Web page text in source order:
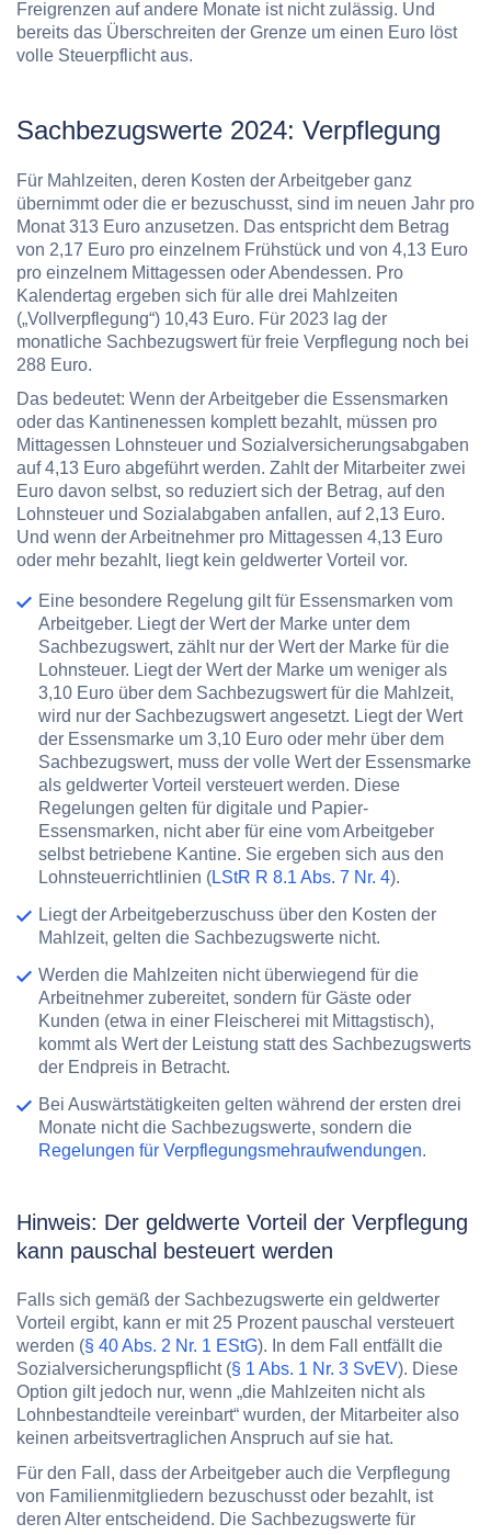
Freigrenzen auf andere Monate ist nicht zulässig. Und
bereits das Überschreiten der Grenze um einen Euro löst
volle Steuerpflicht aus.
Sachbezugswerte 2024: Verpflegung
Für Mahlzeiten, deren Kosten der Arbeitgeber ganz
übernimmt oder die er bezuschusst, sind im neuen Jahr pro
Monat 313 Euro anzusetzen. Das entspricht dem Betrag
von 2,17 Euro pro einzelnem Frühstück und von 4,13 Euro
pro einzelnem Mittagessen oder Abendessen. Pro
Kalendertag ergeben sich für alle drei Mahlzeiten
(„Vollverpflegung“) 10,43 Euro. Für 2023 lag der
monatliche Sachbezugswert für freie Verpflegung noch bei
288 Euro.
Das bedeutet: Wenn der Arbeitgeber die Essensmarken
oder das Kantinenessen komplett bezahlt, müssen pro
Mittagessen Lohnsteuer und Sozialversicherungsabgaben
auf 4,13 Euro abgeführt werden. Zahlt der Mitarbeiter zwei
Euro davon selbst, so reduziert sich der Betrag, auf den
Lohnsteuer und Sozialabgaben anfallen, auf 2,13 Euro.
Und wenn der Arbeitnehmer pro Mittagessen 4,13 Euro
oder mehr bezahlt, liegt kein geldwerter Vorteil vor.
Eine besondere Regelung gilt für Essensmarken vom
Arbeitgeber. Liegt der Wert der Marke unter dem
Sachbezugswert, zählt nur der Wert der Marke für die
Lohnsteuer. Liegt der Wert der Marke um weniger als
3,10 Euro über dem Sachbezugswert für die Mahlzeit,
wird nur der Sachbezugswert angesetzt. Liegt der Wert
der Essensmarke um 3,10 Euro oder mehr über dem
Sachbezugswert, muss der volle Wert der Essensmarke
als geldwerter Vorteil versteuert werden. Diese
Regelungen gelten für digitale und Papier-
Essensmarken, nicht aber für eine vom Arbeitgeber
selbst betriebene Kantine. Sie ergeben sich aus den
Lohnsteuerrichtlinien (LStR R 8.1 Abs. 7 Nr. 4).
Liegt der Arbeitgeberzuschuss über den Kosten der
Mahlzeit, gelten die Sachbezugswerte nicht.
Werden die Mahlzeiten nicht überwiegend für die
Arbeitnehmer zubereitet, sondern für Gäste oder
Kunden (etwa in einer Fleischerei mit Mittagstisch),
kommt als Wert der Leistung statt des Sachbezugswerts
der Endpreis in Betracht.
Bei Auswärtstätigkeiten gelten während der ersten drei
Monate nicht die Sachbezugswerte, sondern die
Regelungen für Verpflegungsmehraufwendungen.
Hinweis: Der geldwerte Vorteil der Verpflegung
kann pauschal besteuert werden
Falls sich gemäß der Sachbezugswerte ein geldwerter
Vorteil ergibt, kann er mit 25 Prozent pauschal versteuert
werden (§ 40 Abs. 2 Nr. 1 EStG). In dem Fall entfällt die
Sozialversicherungspflicht (§ 1 Abs. 1 Nr. 3 SvEV). Diese
Option gilt jedoch nur, wenn „die Mahlzeiten nicht als
Lohnbestandteile vereinbart“ wurden, der Mitarbeiter also
keinen arbeitsvertraglichen Anspruch auf sie hat.
Für den Fall, dass der Arbeitgeber auch die Verpflegung
von Familienmitgliedern bezuschusst oder bezahlt, ist
deren Alter entscheidend. Die Sachbezugswerte für